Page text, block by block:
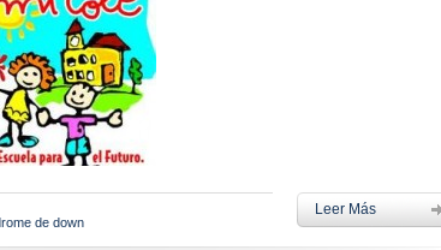
de down
Leer Más